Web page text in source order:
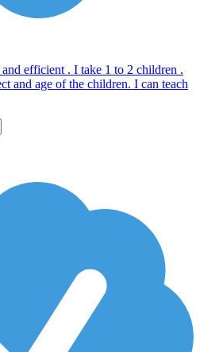
efficient . I take 1 to 2 children .
and age of the children. I can teach